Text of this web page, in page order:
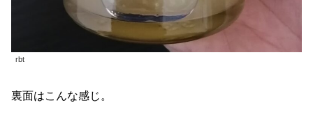
rbt
裏面はこんな感じ。